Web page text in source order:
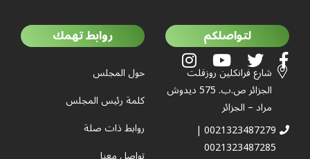
لتواصلكم
شارع فرانكلين روزفلت
الجزائر ص.ب. 575 ديدوش
مراد – الجزائر
0021323487279 |
0021323487285
روابط تهمك
حول المجلس
كلمة رئيس المجلس
روابط ذات صلة